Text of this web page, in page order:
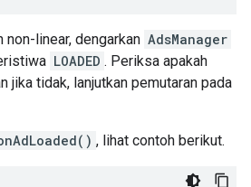
non-linear, dengarkan AdsManager
LOADED . Periksa apakah
jika tidak, lanjutkan pemutaran pada
, lihat contoh berikut.